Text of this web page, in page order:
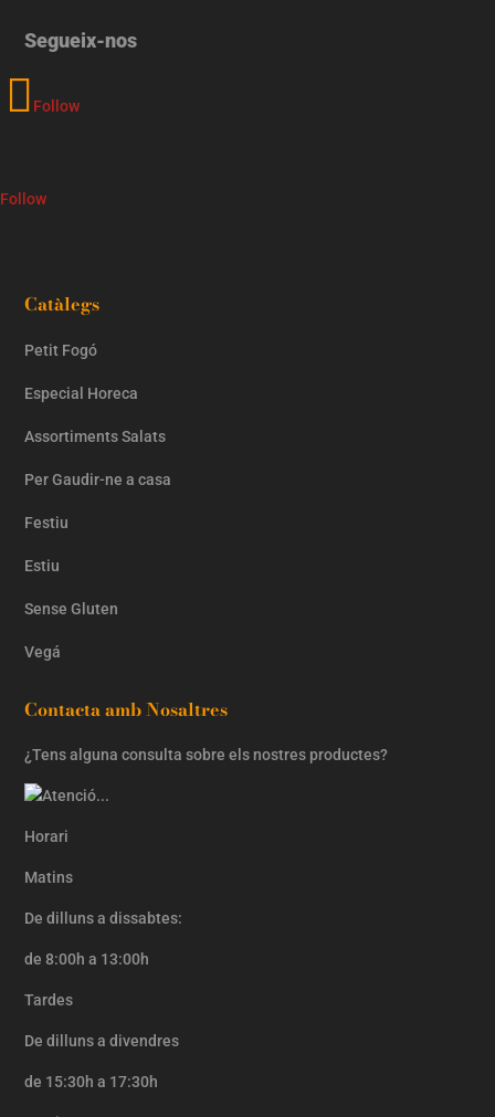
Segueix-nos
Follow
Follow
Catàlegs
Petit Fogó
Especial Horeca
Assortiments Salats
Per Gaudir-ne a casa
Festiu
Estiu
Sense Gluten
Vegá
Contacta amb Nosaltres
¿Tens alguna consulta sobre els nostres productes?
Horari
Matins
De dilluns a dissabtes:
de 8:00h a 13:00h
Tardes
De dilluns a divendres
de 15:30h a 17:30h